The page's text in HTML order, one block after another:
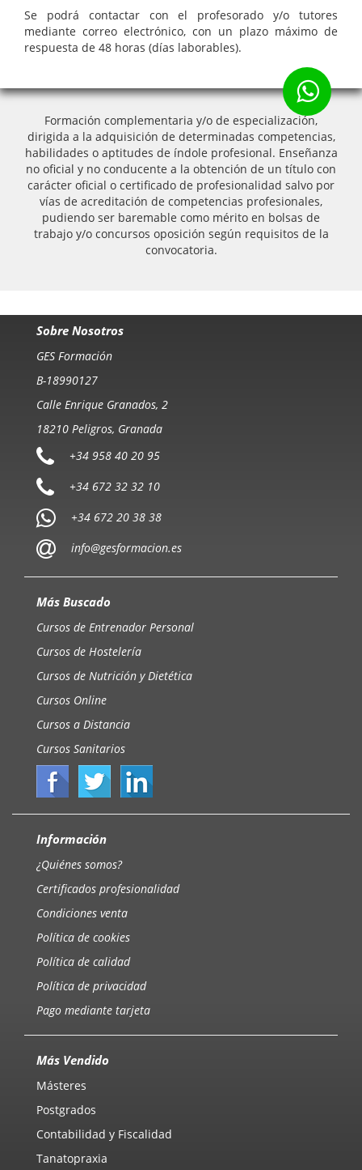
Se podrá contactar con el profesorado y/o tutores
mediante correo electrónico, con un plazo máximo de
respuesta de 48 horas (días laborables).
Formación complementaria y/o de especialización,
dirigida a la adquisición de determinadas competencias,
habilidades o aptitudes de índole profesional. Enseñanza
no oficial y no conducente a la obtención de un título con
carácter oficial o certificado de profesionalidad salvo por
vías de acreditación de competencias profesionales,
pudiendo ser baremable como mérito en bolsas de
trabajo y/o concursos oposición según requisitos de la
convocatoria.
Sobre Nosotros
GES Formación
B-18990127
Calle Enrique Granados, 2
18210 Peligros, Granada
+34 958 40 20 95
+34 672 32 32 10
+34 672 20 38 38
info@gesformacion.es
Más Buscado
Cursos de Entrenador Personal
Cursos de Hostelería
Cursos de Nutrición y Dietética
Cursos Online
Cursos a Distancia
Cursos Sanitarios
Información
¿Quiénes somos?
Certificados profesionalidad
Condiciones venta
Política de cookies
Política de calidad
Política de privacidad
Pago mediante tarjeta
Más Vendido
Másteres
Postgrados
Contabilidad y Fiscalidad
Tanatopraxia